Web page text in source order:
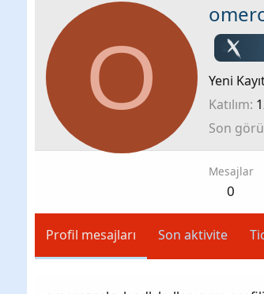
O Yeni
Katılım
Son
Mesajlar
0
Profil mesajları Son aktivite